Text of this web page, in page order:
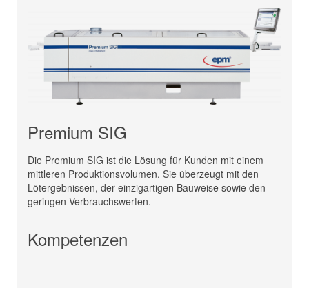
Premium SIG
Die Premium SIG ist die Lösung für Kunden mit einem
mittleren Produktionsvolumen. Sie überzeugt mit den
Lötergebnissen, der einzigartigen Bauweise sowie den
geringen Verbrauchswerten.
Kompetenzen